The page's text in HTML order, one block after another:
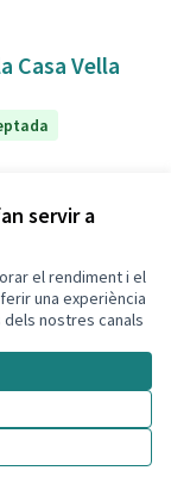
servir a
el rendiment i el
una experiència
nostres canals
Casa Vella
Amb
(Enllaç